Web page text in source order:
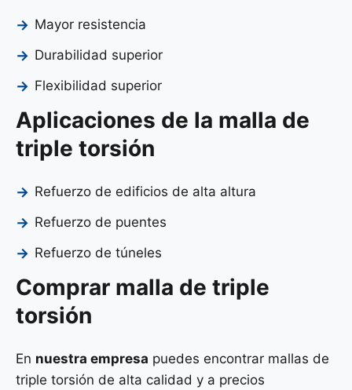
Mayor resistencia
Durabilidad superior
Flexibilidad superior
Aplicaciones de la malla de
triple torsión
Refuerzo de edificios de alta altura
Refuerzo de puentes
Refuerzo de túneles
Comprar malla de triple
torsión
En nuestra empresa puedes encontrar mallas de
triple torsión de alta calidad y a precios